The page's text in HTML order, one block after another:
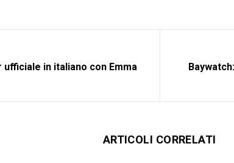
in italiano con Emma
ARTICOLI CORRELATI